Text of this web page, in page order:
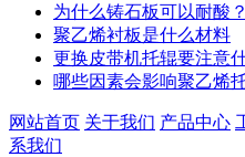
为什么铸石板可以耐酸？
聚乙烯衬板是什么材料
更换皮带机托辊要注意
哪些因素会影响聚乙烯
网站首页 关于我们 产品中心
系我们